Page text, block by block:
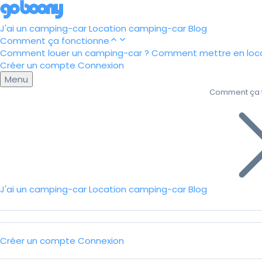
J'ai un camping-carLocation camping-carBlog
Comment ça fonctionne
Comment louer un camping-car ? Comment mettre en
Créer un compte Connexion
Menu
J'ai un camping-carLocation camping-carBlog
Comment ça
Créer un compte Connexion